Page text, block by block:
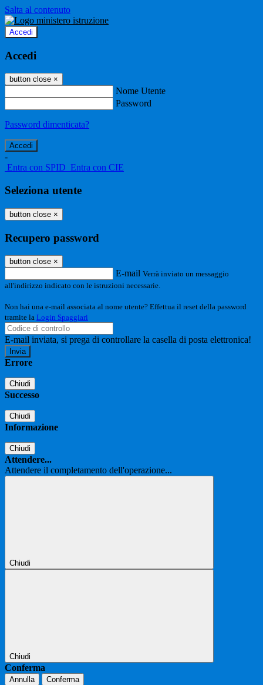
Salta al contenuto
Accedi
Accedi
button close ×
Nome Utente
Password
Password dimenticata?
-
Entra con SPID Entra con CIE
Seleziona utente
button close ×
Recupero password
button close ×
E-mail Verrà inviato un messaggio
all'indirizzo indicato con le istruzioni necessarie.
Non hai una e-mail associata al nome utente? Effettua il reset della password
tramite la Login Spaggiari
E-mail inviata, si prega di controllare la casella di posta elettronica!
Errore
Chiudi
Successo
Chiudi
Informazione
Chiudi
Attendere...
Attendere il completamento dell'operazione...
Chiudi
Chiudi
Conferma
Annulla Conferma